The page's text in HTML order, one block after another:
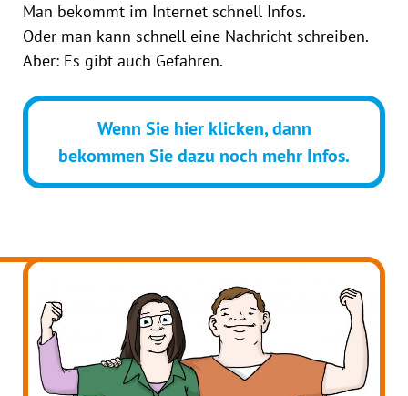
Man bekommt im Internet schnell Infos.
Oder man kann schnell eine Nachricht schreiben.
Aber: Es gibt auch Gefahren.
Wenn Sie hier klicken, dann
bekommen Sie dazu noch mehr Infos.